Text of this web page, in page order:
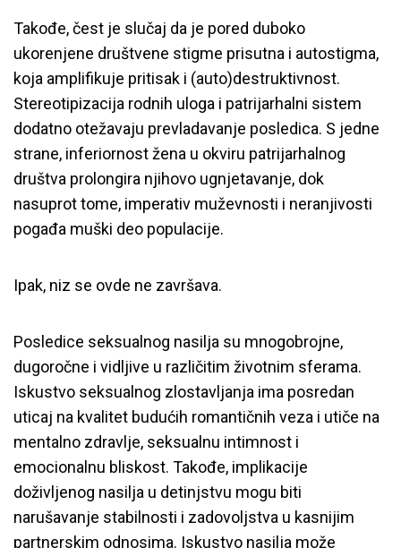
Takođe, čest je slučaj da je pored duboko
ukorenjene društvene stigme prisutna i autostigma,
koja amplifikuje pritisak i (auto)destruktivnost.
Stereotipizacija rodnih uloga i patrijarhalni sistem
dodatno otežavaju prevladavanje posledica. S jedne
strane, inferiornost žena u okviru patrijarhalnog
društva prolongira njihovo ugnjetavanje, dok
nasuprot tome, imperativ muževnosti i neranjivosti
pogađa muški deo populacije.
Ipak, niz se ovde ne završava.
Posledice seksualnog nasilja su mnogobrojne,
dugoročne i vidljive u različitim životnim sferama.
Iskustvo seksualnog zlostavljanja ima posredan
uticaj na kvalitet budućih romantičnih veza i utiče na
mentalno zdravlje, seksualnu intimnost i
emocionalnu bliskost. Takođe, implikacije
doživljenog nasilja u detinjstvu mogu biti
narušavanje stabilnosti i zadovoljstva u kasnijim
partnerskim odnosima. Iskustvo nasilja može